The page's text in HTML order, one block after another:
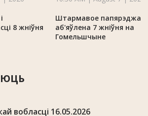
8 жніўня
Штармавое
аб'яўлена 7 жніўня на
Гомельшчыне
вобласці 16.05.2026